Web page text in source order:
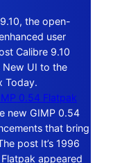
the open-
user
Calibre 9.10
New UI to the
Today.
0.54 Flatpak
new GIMP 0.54
that bring
post It’s 1996
appeared